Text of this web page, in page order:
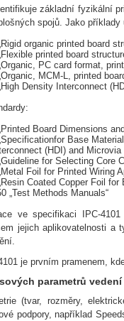
základní fyzikální
spojů. Jako příklady
organic printed board
printed board
PC card format,
MCM-L, printed
Density Interconnect
Board Dimensions
Base
(HDI) and Microvia
for Selecting Core
Foil for Printed Wiring
Coated Copper Foil for
„Test Methods Manuals“
ve specifikaci IPC-
jejich aplikovatelnosti
je prvním pramenem,
parametrů vedení
(tvar, rozměry,
podpory, například